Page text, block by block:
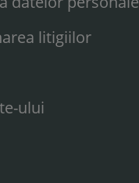
litigiilor
ului